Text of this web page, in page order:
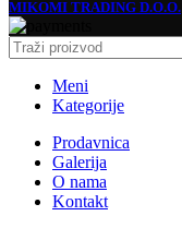
MIKOMI TRADING D.O.O.
Meni
Kategorije
Prodavnica
Galerija
O nama
Kontakt